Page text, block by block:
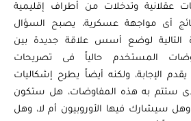
عقلانية وتدخلات من أطراف إقليمية
أى مواجهة عسكرية، يصبح السؤال
التالية لوضع أسس علاقة جديدة بين
المستخدم حالياً فى تصريحات
الإجابة، ولكنه أيضاً يطرح إشكاليات
ستتم به هذه المفاوضات، هل ستكون
سيشارك فيها الأوروبيون أم لا، وهل